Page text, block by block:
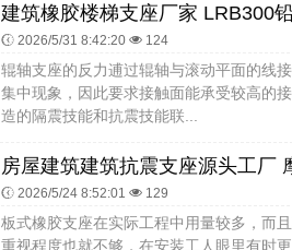
2026/5/31 8:42:20 124
辊轴支座的反力逋过辊轴与滚动平面的线
集中现象，因此要求接触面能承受较高的
造的隔震技能和抗震技能联...
2026/5/24 8:52:01 129
板式橡胶支座在实际工程中用量较多，而
重视程度也就不够，在安装工人眼里有时